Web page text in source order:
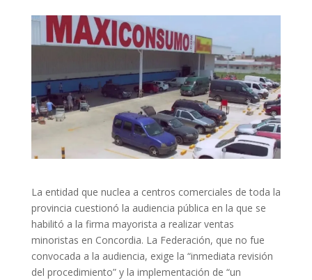
La entidad que nuclea a centros comerciales de toda la
provincia cuestionó la audiencia pública en la que se
habilitó a la firma mayorista a realizar ventas
minoristas en Concordia. La Federación, que no fue
convocada a la audiencia, exige la “inmediata revisión
del procedimiento” y la implementación de “un